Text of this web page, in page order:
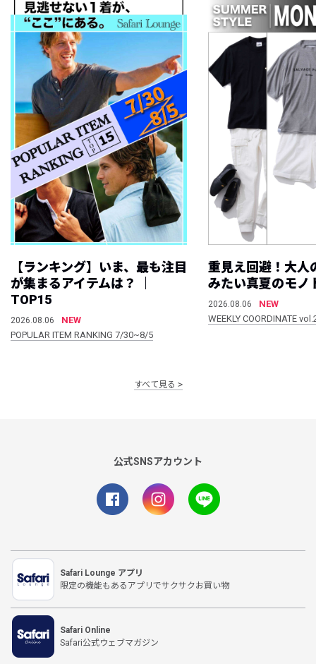
【ランキング】いま、最も注目
が集まるアイテムは？ ｜
TOP15
2026.08.06
NEW
POPULAR ITEM RANKING 7/30~8/5
重見え回避！大人
みたい真夏のモノ
2026.08.06
NEW
WEEKLY COORDINATE
すべて見る
公式SNSアカウント
Safari Lounge アプリ
限定の機能もあるアプリでサクサクお買い物
Safari Online
Safari公式ウェブマガジン